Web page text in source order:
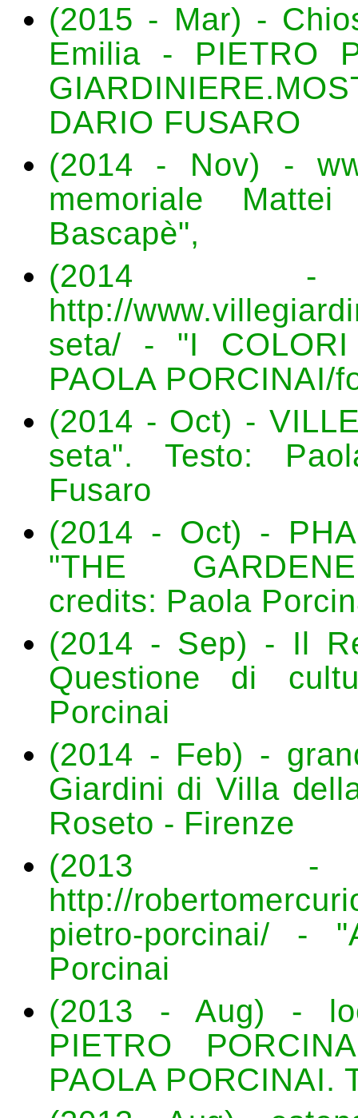
(2015 - Mar) -
Emilia - PIETRO
DARIO FUSARO
(2014 - Nov) -
memoriale
Bascapè",
(2014
http://
seta/ - "I
PAOLA PORCINAI/
(2014 - Oct) -
seta". Testo:
Fusaro
(2014 - Oct) -
"THE
credits: Paola
(2014 - Sep) - Il
Questione di
Porcinai
(2014 - Feb) -
Giardini di Villa
Roseto - Firenze
http://
pietro-porcinai/ -
Porcinai
(2013 - Aug) -
PIETRO
PAOLA PORCINAI.